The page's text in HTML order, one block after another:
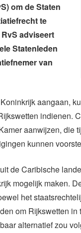
om de Staten
te
adviseert
Statenleden
van
aangaan,
indienen.
aanwijzen, die
kunnen
de Caribische
mogelijk maken.
het
om Rijkswetten in
alternatief zou